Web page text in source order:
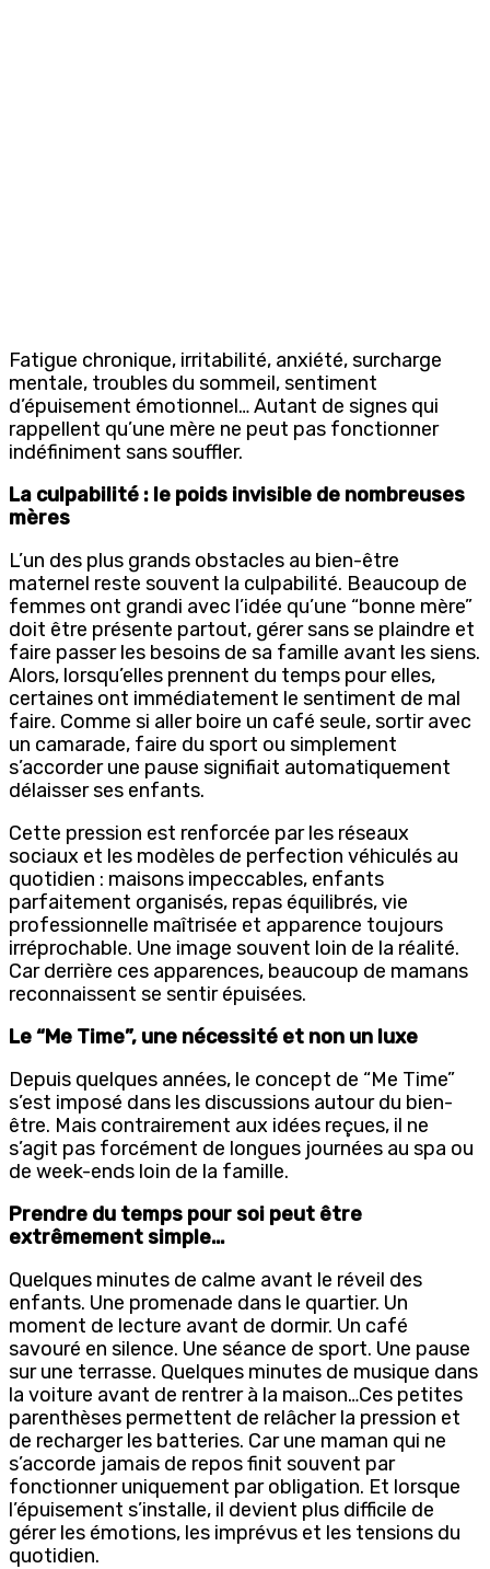
Fatigue chronique, irritabilité, anxiété, surcharge
mentale, troubles du sommeil, sentiment
d’épuisement émotionnel… Autant de signes qui
rappellent qu’une mère ne peut pas fonctionner
indéfiniment sans souffler.
La culpabilité : le poids invisible de nombreuses
mères
L’un des plus grands obstacles au bien-être
maternel reste souvent la culpabilité. Beaucoup de
femmes ont grandi avec l’idée qu’une “bonne mère”
doit être présente partout, gérer sans se plaindre et
faire passer les besoins de sa famille avant les siens.
Alors, lorsqu’elles prennent du temps pour elles,
certaines ont immédiatement le sentiment de mal
faire. Comme si aller boire un café seule, sortir avec
un camarade, faire du sport ou simplement
s’accorder une pause signifiait automatiquement
délaisser ses enfants.
Cette pression est renforcée par les réseaux
sociaux et les modèles de perfection véhiculés au
quotidien : maisons impeccables, enfants
parfaitement organisés, repas équilibrés, vie
professionnelle maîtrisée et apparence toujours
irréprochable. Une image souvent loin de la réalité.
Car derrière ces apparences, beaucoup de mamans
reconnaissent se sentir épuisées.
Le “Me Time”, une nécessité et non un luxe
Depuis quelques années, le concept de “Me Time”
s’est imposé dans les discussions autour du bien-
être. Mais contrairement aux idées reçues, il ne
s’agit pas forcément de longues journées au spa ou
de week-ends loin de la famille.
Prendre du temps pour soi peut être
extrêmement simple…
Quelques minutes de calme avant le réveil des
enfants. Une promenade dans le quartier. Un
moment de lecture avant de dormir. Un café
savouré en silence. Une séance de sport. Une pause
sur une terrasse. Quelques minutes de musique dans
la voiture avant de rentrer à la maison…Ces petites
parenthèses permettent de relâcher la pression et
de recharger les batteries. Car une maman qui ne
s’accorde jamais de repos finit souvent par
fonctionner uniquement par obligation. Et lorsque
l’épuisement s’installe, il devient plus difficile de
gérer les émotions, les imprévus et les tensions du
quotidien.